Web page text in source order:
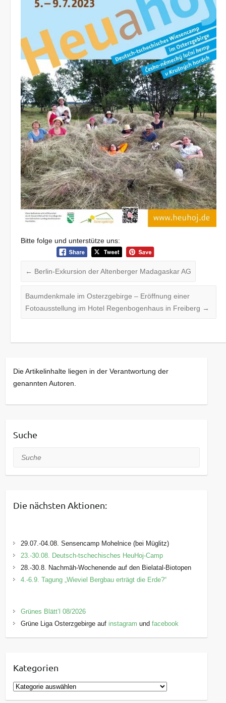
Bitte folge und unterstütze uns:
← Berlin-Exkursion der Altenberger Madagaskar AG
Baumdenkmale im Osterzgebirge – Eröffnung einer
Fotoausstellung im Hotel Regenbogenhaus in Freiberg →
Die Artikelinhalte liegen in der Verantwortung der
genannten Autoren.
Suche
Suche
Die nächsten Aktionen:
29.07.-04.08. Sensencamp Mohelnice (bei Müglitz)
23.-30.08. Deutsch-tschechisches HeuHoj-Camp
28.-30.8. Nachmäh-Wochenende auf den Bielatal-Biotopen
4.-6.9. Tagung „Wieviel Bergbau erträgt die Erde?“
Grünes Blätt’l 08/2026
Grüne Liga Osterzgebirge auf instagram undfacebook
Kategorien
K
a